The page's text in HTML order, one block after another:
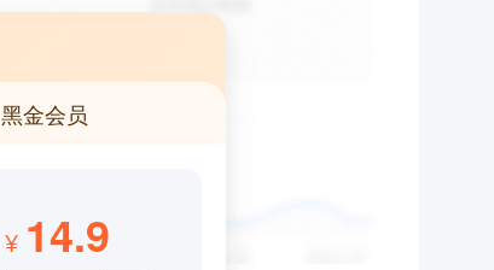
黑金会员
¥ 14.9